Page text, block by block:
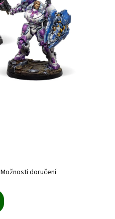
Možnosti doručení